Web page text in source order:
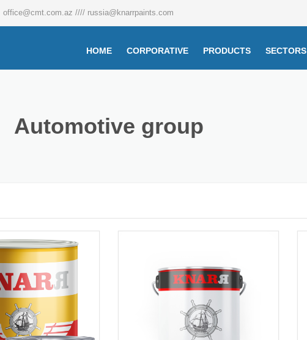
office@cmt.com.az //// russia@knarrpaints.com
HOME CORPORATIVE PRODUCTS
Putty
Automotive paints
Fire retardant and heat
resistant paints
SECTORS
Automotive group